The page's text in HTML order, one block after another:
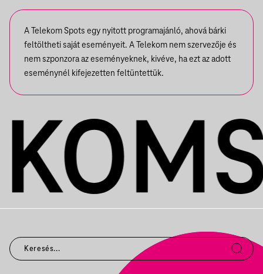
A Telekom Spots egy nyitott programajánló, ahová bárki
feltöltheti saját eseményeit. A Telekom nem szervezője és
nem szponzora az eseményeknek, kivéve, ha ezt az adott
eseménynél kifejezetten feltüntettük.